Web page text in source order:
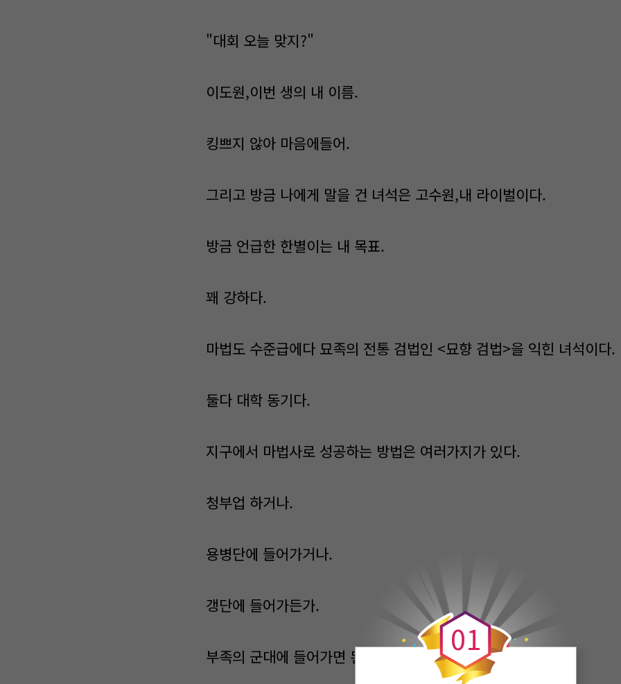
"대회 오늘 맞지?"
이도원,이번 생의 내 이름.
킹쁘지 않아 마음에들어.
그리고 방금 나에게 말을 건 녀석은 고수원,내 라이벌이다.
방금 언급한 한별이는 내 목표.
꽤 강하다.
마법도 수준급에다 묘족의 전통 검법인 <묘향 검법>을 익힌 녀석이다.
둘다 대학 동기다.
지구에서 마법사로 성공하는 방법은 여러가지가 있다.
청부업 하거나.
용병단에 들어가거나.
갱단에 들어가든가.
부족의 군대에 들어가면 된다. 0
0
1